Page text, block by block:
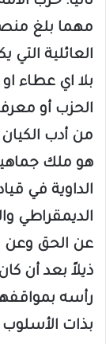
مهما بلغ
العائلية
بلا اي عطاء
الحزب أو
من أدب
هو ملك
الداوية في
الديمقراطي
عن الحق
ذيلاً بعد أن
رأسه
بذات الأسلوب